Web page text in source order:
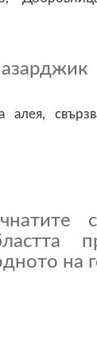
алея,
на